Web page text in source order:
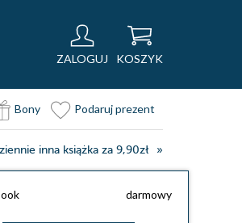
ZALOGUJ KOSZYK
Bony Podaruj prezent
inna książka za 9,90zł
darmowy